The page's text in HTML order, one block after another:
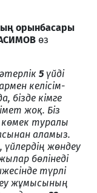
орынбасары
өз
5үйді
келісім-
кімге
жоқ. Біз
туралы
аламыз.
жөндеу
бөлінеді
түрлі
жұмысының